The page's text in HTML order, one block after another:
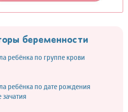
беременности
ребёнка по группе крови
ребёнка по дате рождения
зачатия